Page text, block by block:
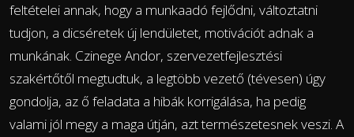
feltételei annak, hogy a munkaadó fejlődni, változtatni
tudjon, a dicséretek új lendületet, motivációt adnak a
munkának. Czinege Andor, szervezetfejlesztési
szakértőtől megtudtuk, a legtöbb vezető (tévesen) úgy
gondolja, az ő feladata a hibák korrigálása, ha pedig
valami jól megy a maga útján, azt természetesnek veszi. A